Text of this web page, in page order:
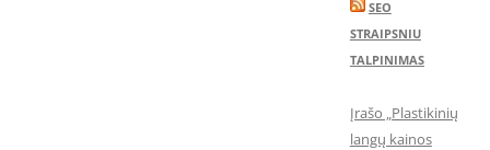
SEO
STRAIPSNIU
TALPINIMAS
Įrašo „Plastikinių
langų kainos